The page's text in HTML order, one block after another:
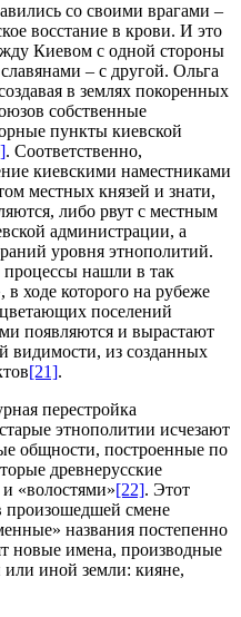
со своими врагами –
восстание в крови. И это
Киевом с одной стороны
– с другой. Ольга
в землях покоренных
собственные
пункты киевской
. Соответственно,
киевскими наместниками
местных князей и знати,
либо рвут с местным
администрации, а
уровня этнополитий.
процессы нашли в так
ходе которого на рубеже
поселений
появляются и вырастают
видимости, из созданных
[21].
перестройка
этнополитии исчезают
общности, построенные по
древнерусские
«волостями»[22]. Этот
произошедшей смене
названия постепенно
новые имена, производные
или иной земли: кияне,